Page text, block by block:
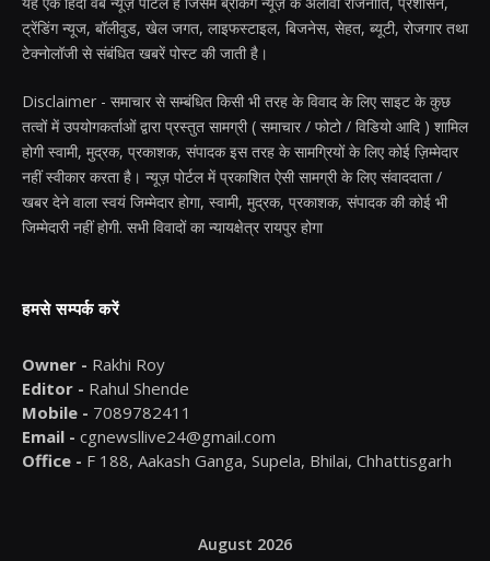
ट्रेंडिंग न्यूज, बॉलीवुड, खेल जगत, लाइफस्टाइल, बिजनेस, सेहत, ब्यूटी, रोजगार तथा
टेक्नोलॉजी से संबंधित खबरें पोस्ट की जाती है।
Disclaimer - समाचार से सम्बंधित किसी भी तरह के विवाद के लिए साइट के कुछ
तत्वों में उपयोगकर्ताओं द्वारा प्रस्तुत सामग्री ( समाचार / फोटो / विडियो आदि ) शामिल
होगी स्वामी, मुद्रक, प्रकाशक, संपादक इस तरह के सामग्रियों के लिए कोई ज़िम्मेदार
नहीं स्वीकार करता है। न्यूज़ पोर्टल में प्रकाशित ऐसी सामग्री के लिए संवाददाता /
खबर देने वाला स्वयं जिम्मेदार होगा, स्वामी, मुद्रक, प्रकाशक, संपादक की कोई भी
जिम्मेदारी नहीं होगी. सभी विवादों का न्यायक्षेत्र रायपुर होगा
हमसे सम्पर्क करें
Owner - Rakhi Roy
Editor - Rahul Shende
Mobile - 7089782411
Email - cgnewsllive24@gmail.com
Office - F 188, Aakash Ganga, Supela, Bhilai, Chhattisgarh
August 2026